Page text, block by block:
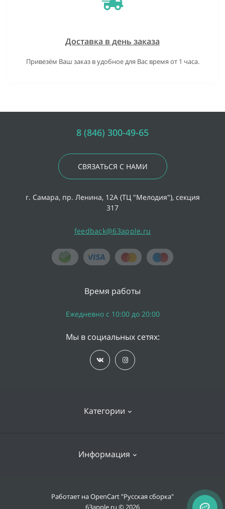
Доставка в день заказа
Привезём Ваш заказ в удобное для Вас время от 1 часа.
8 (846) 300-49-65
СВЯЗАТЬСЯ С НАМИ
г. Самара, пр. Ленина, 12А (ТЦ "Мелодия"), секция
317
feedback@63apple.ru
Категории
Информация
Доставка и оплата
Время работы
Ежедневно с 10:00 до 20:00
Мы в социальных сетях:
Работает наOpenCart "Русская сборка"
63apple.ru © 2026